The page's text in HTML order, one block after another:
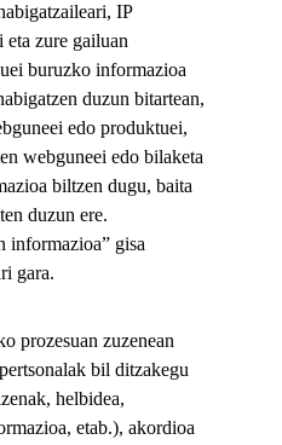
IP
eta zure gailuan
buruzko informazioa
duzun bitartean,
edo produktuei,
webguneei edo bilaketa
biltzen dugu, baita
duzun ere.
informazioa” gisa
gara.
prozesuan zuzenean
bil ditzakegu
helbidea,
etab.), akordioa